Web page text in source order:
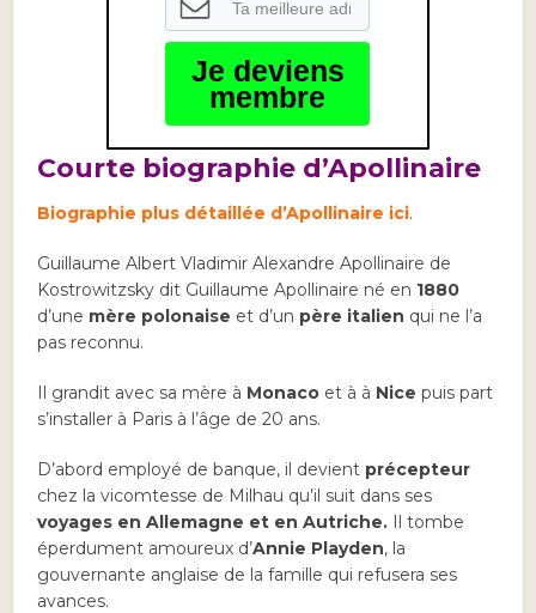
Je deviens
membre
Courte biographie d’Apollinaire
Biographie plus détaillée d’Apollinaire ici.
Guillaume Albert Vladimir Alexandre Apollinaire de
Kostrowitzsky dit Guillaume Apollinaire né en 1880
d’une mère polonaise et d’un père italien qui ne l’a
pas reconnu.
Il grandit avec sa mère à Monaco et à à Nice puis part
s’installer à Paris à l’âge de 20 ans.
D’abord employé de banque, il devient précepteur
chez la vicomtesse de Milhau qu’il suit dans ses
voyages en Allemagne et en Autriche. Il tombe
éperdument amoureux d’Annie Playden, la
gouvernante anglaise de la famille qui refusera ses
avances.